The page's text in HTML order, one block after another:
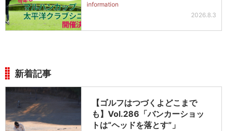
information
2026.8.3
新着記事
【ゴルフはつづくよどこまで
も】Vol.286「バンカーショッ
トは“ヘッドを落とす”」